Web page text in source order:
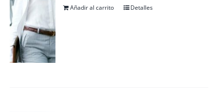
Añadir al carrito Detalles